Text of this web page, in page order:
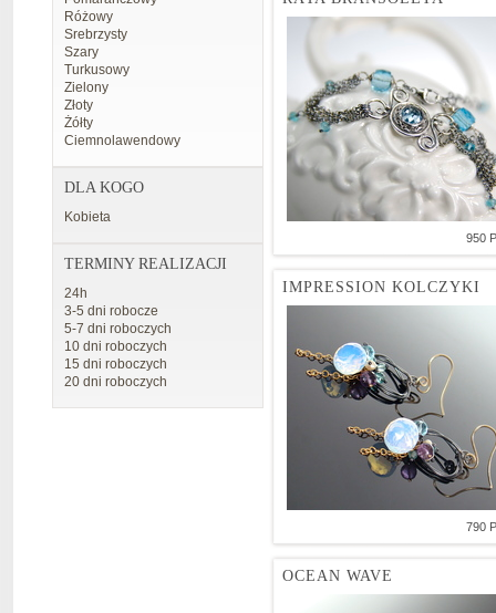
Różowy
Srebrzysty
Szary
Turkusowy
Zielony
Złoty
Żółty
Ciemnolawendowy
DLA KOGO
Kobieta
TERMINY REALIZACJI
24h
3-5 dni robocze
5-7 dni roboczych
10 dni roboczych
15 dni roboczych
20 dni roboczych
950
IMPRESSION KOLCZYKI
790
OCEAN WAVE